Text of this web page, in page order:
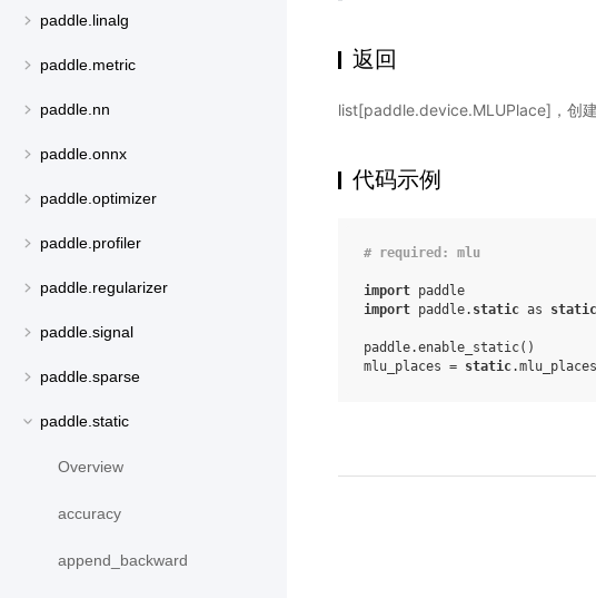
paddle.linalg
paddle.metric
paddle.nn
paddle.onnx
paddle.optimizer
paddle.profiler
paddle.regularizer
paddle.signal
paddle.sparse
paddle.static
Overview
accuracy
append_backward
返回
list[paddle.device.MLUPlace]，创
代码示例
# required: mlu
import paddle
import paddle. static as static
paddle.enable_static()
mlu_places = static.mlu_places